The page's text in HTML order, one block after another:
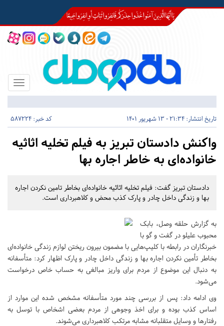
Toggle
تاریخ انتشار: 21:34 - 13 شهریور 1401 کد خبر: 587224
واکنش دادستان تبریز به فیلم تخلیه اثاثیه
خانواده‌ای به خاطر اجاره بها
دادستان تبریز گفت: فیلم تخلیه اثاثیه خانواده‌ای بخاطر تامین نکردن اجاره
بها و زندگی داخل چادر و پارک کذب محض و کلاهبرداری است.
به گزارش حلقه وصل، بابک
محبوب علیلو در گفت و گو با
خبرنگاران در رابطه با کلیپ‌هایی با مضمون بیرون ریختن لوازم زندگی خانواده‌ای
بخاطر تأمین نکردن اجاره بها و زندگی داخل چادر و پارک اظهار کرد: متأسفانه
به دنبال این موضوع از مردم برای واریز مبالغی به حساب خاص درخواست
می‌شود.
وی ادامه داد: پس از بررسی چند مورد متأسفانه مشخص شده این موارد از
اساس کذب بوده و برای اخذ وجوهی از مردم بعضی اشخاص با توسل به
رفتارها و وسایل متقلبانه مشابه مرتکب کلاهبرداری می‌شوند.